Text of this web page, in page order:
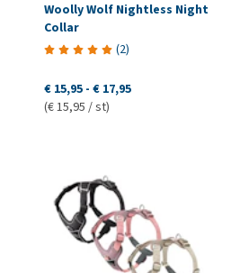
Woolly Wolf Nightless Night
Collar
(2)
€ 15,95 - € 17,95
(€ 15,95 / st)